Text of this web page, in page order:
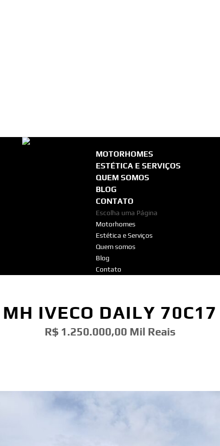
MOTORHOMES
ESTÉTICA E SERVIÇOS
QUEM SOMOS
BLOG
CONTATO
Escolha uma Página
Motorhomes
Estética e Serviços
Quem somos
Blog
Contato
MH IVECO DAILY 70C17
R$ 1.250.000,00 Mil Reais